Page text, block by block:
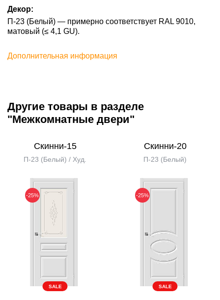
Декор:
П-23 (Белый) — примерно соответствует RAL 9010,
матовый (≤ 4,1 GU).
Дополнительная информация
Другие товары в разделе
"Межкомнатные двери"
Скинни-15
П-23 (Белый) / Худ.
-25%
SALE
Скинни-20
П-23 (Белый)
-25%
SALE